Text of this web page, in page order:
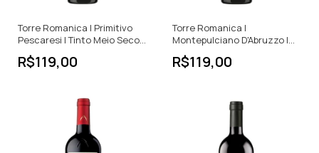
Torre Romanica | Primitivo
Pescaresi | Tinto Meio Seco |
750ml
R$119,00
Torre Romanica |
Montepulciano D'Abruzzo |
Tinto Meio Seco | 750ml
R$119,00